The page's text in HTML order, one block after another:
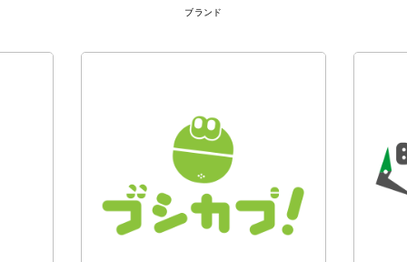
ブランド